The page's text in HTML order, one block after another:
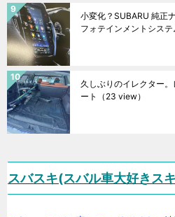
小変化？SUBARU 純正
フォテインメントシステ
久しぶりのイレクター
ート
（23 view）
スバスキ(スバル車大好きス